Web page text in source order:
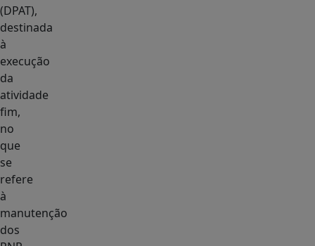
(DPAT),
destinada
à
execução
da
atividade
fim,
no
que
se
refere
à
manutenção
dos